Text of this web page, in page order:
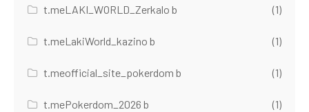
t.meLAKI_WORLD_Zerkalo b (1)
t.meLakiWorld_kazino b (1)
t.meofficial_site_pokerdom b (1)
t.mePokerdom_2026 b (1)